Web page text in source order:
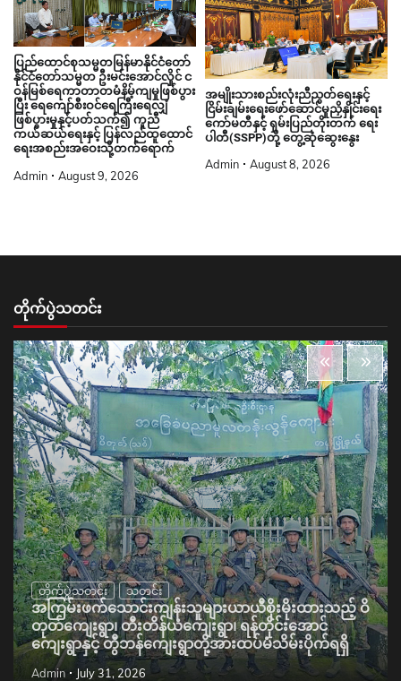
ပြည်ထောင်စုသမ္မတမြန်မာနိုင်ငံတော်
နိုင်ငံတော်သမ္မတ ဦးမင်းအောင်လှိုင် င
ဝန်မြစ်ရေကာတာတမံနိမ့်ကျမှုဖြစ်ပွား
ပြီး ရေကျော်စီးဝင်ရေကြီးရေလျှံ
ဖြစ်ပွားမှုနှင့်ပတ်သက်၍ ကူညီ
ကယ်ဆယ်ရေးနှင့် ပြန်လည်ထူထောင်
ရေးအစည်းအဝေးသို့တက်ရောက်
Admin August 9, 2026
အမျိုးသားစည်းလုံးညီညွတ်ရေးနှင့်
ငြိမ်းချမ်းရေးဖော်ဆောင်မှုညှိနှိုင်းရေး
ကော်မတီနှင့် ရှမ်းပြည်တိုးတက် ရေး
ပါတီ(SSPP)တို့ တွေ့ဆုံဆွေးနွေး
Admin August 8, 2026
တိုက်ပွဲသတင်း
တိုက်ပွဲသတင်း သတင်း
အကြမ်းဖက်သောင်းကျန်းသူများယာယီစိုးမိုးထားသည့် ဝိ
တုတ်ကျေးရွာ၊ တီးတိန်ယံကျေးရွာ၊ ရန်တိုင်းအောင်
ကျေးရွာနှင့် တွီဘန်ကျေးရွာတို့အားထပ်မံသိမ်းပိုက်ရရှိ
Admin July 31, 2026